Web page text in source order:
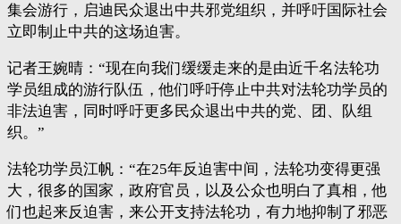
集会游行，启迪民众退出中共邪党组织，并呼吁国际社会
立即制止中共的这场迫害。
记者王婉晴：“现在向我们缓缓走来的是由近千名法轮功
学员组成的游行队伍，他们呼吁停止中共对法轮功学员的
非法迫害，同时呼吁更多民众退出中共的党、团、队组
织。”
法轮功学员江帆：“在25年反迫害中间，法轮功变得更强
大，很多的国家，政府官员，以及公众也明白了真相，他
们也起来反迫害，来公开支持法轮功，有力地抑制了邪恶